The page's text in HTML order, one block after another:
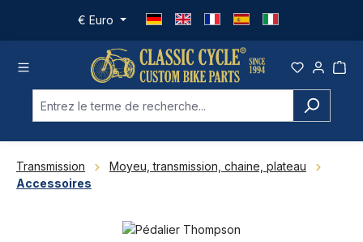
Passer au contenu principal
€ Euro
Transmission
Moyeu, transmission, chaine, plateau
Accessoires
Ignorer la galerie d'images